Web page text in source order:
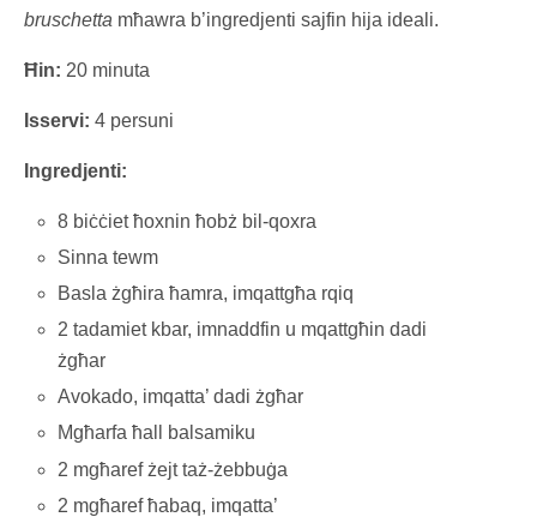
bruschetta mħawra b’ingredjenti sajfin hija ideali.
Ħin: 20 minuta
Isservi: 4 persuni
Ingredjenti:
8 biċċiet ħoxnin ħobż bil-qoxra
Sinna tewm
Basla żgħira ħamra, imqattgħa rqiq
2 tadamiet kbar, imnaddfin u mqattgħin dadi
żgħar
Avokado, imqatta’ dadi żgħar
Mgħarfa ħall balsamiku
2 mgħaref żejt taż-żebbuġa
2 mgħaref ħabaq, imqatta’